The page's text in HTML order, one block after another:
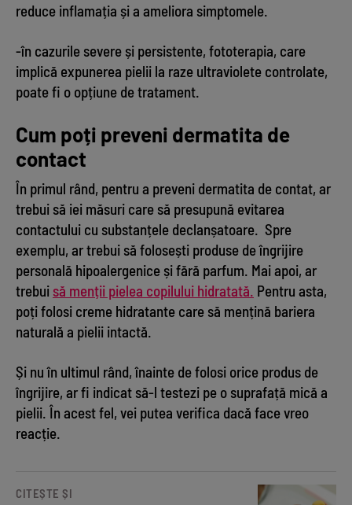
reduce inflamația și a ameliora simptomele.
-în cazurile severe și persistente, fototerapia, care
implică expunerea pielii la raze ultraviolete controlate,
poate fi o opțiune de tratament.
Cum poți preveni dermatita de
contact
În primul rând, pentru a preveni dermatita de contat, ar
trebui să iei măsuri care să presupună evitarea
contactului cu substanțele declanșatoare. Spre
exemplu, ar trebui să folosești produse de îngrijire
personală hipoalergenice și fără parfum. Mai apoi, ar
trebui să menții pielea copilului hidratată. Pentru asta,
poți folosi creme hidratante care să mențină bariera
naturală a pielii intactă.
Și nu în ultimul rând, înainte de folosi orice produs de
îngrijire, ar fi indicat să-l testezi pe o suprafață mică a
pielii. În acest fel, vei putea verifica dacă face vreo
reacție.
CITEȘTE ȘI